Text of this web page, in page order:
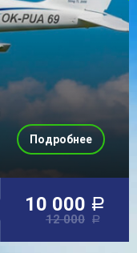
10 000 a
12 000 a
Подробнее